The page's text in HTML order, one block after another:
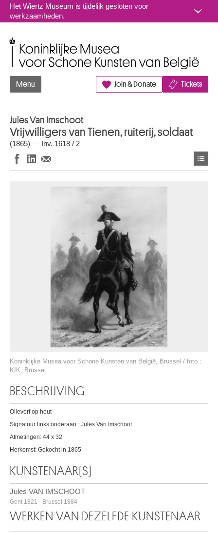
Naar inhoud
Het Wiertz Museum is tijdelijk gesloten voor
werkzaamheden.
Menu Join & Donate Tickets
Jules Van Imschoot
Vrijwilligers van Tienen, ruiterij, soldaat
(1865) — Inv. 1618 / 2
Koninklijke Musea voor Schone Kunsten van België, Brussel / foto :
KIK, Brussel
BESCHRIJVING
Olieverf op hout
Signatuur links onderaan : Jules Van Imschoot.
Afmetingen: 44 x 32
Herkomst: Gekocht in 1865
KUNSTENAAR(S)
Jules VAN IMSCHOOT
Gent 1821 - Brussel 1884
WERKEN VAN DEZELFDE KUNSTENAAR